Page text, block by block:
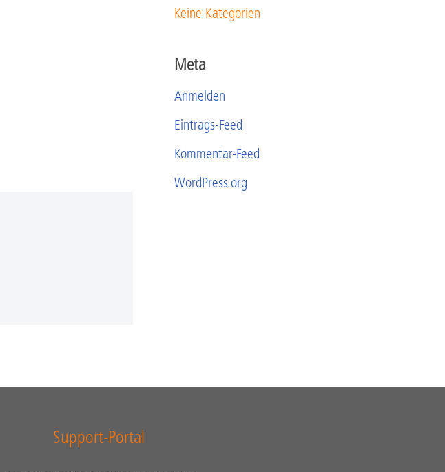
Keine Kategorien
Meta
Anmelden
Eintrags-Feed
Kommentar-Feed
WordPress.org
Support-Portal